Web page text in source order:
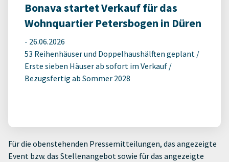
Bonava startet Verkauf für das
Wohnquartier Petersbogen in Düren
- 26.06.2026
53 Reihenhäuser und Doppelhaushälften geplant /
Erste sieben Häuser ab sofort im Verkauf /
Bezugsfertig ab Sommer 2028
Für die obenstehenden Pressemitteilungen, das angezeigte
Event bzw. das Stellenangebot sowie für das angezeigte